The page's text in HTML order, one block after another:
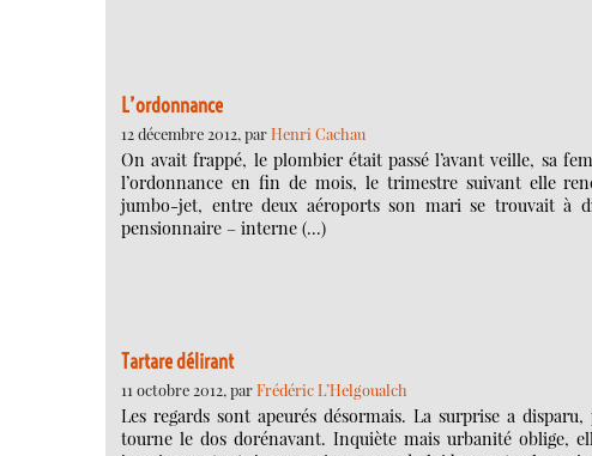
L’ordonnance
12 décembre 2012, parHenri Cachau
On avait frappé, le plombier était passé l’avant veille, sa
l’ordonnance en fin de mois, le trimestre suivant elle
jumbo-jet, entre deux aéroports son mari se trouvait à
pensionnaire – interne (…)
Tartare délirant
11 octobre 2012, parFrédéric L’Helgoualch
Les regards sont apeurés désormais. La surprise a
tourne le dos dorénavant. Inquiète mais urbanité oblige,